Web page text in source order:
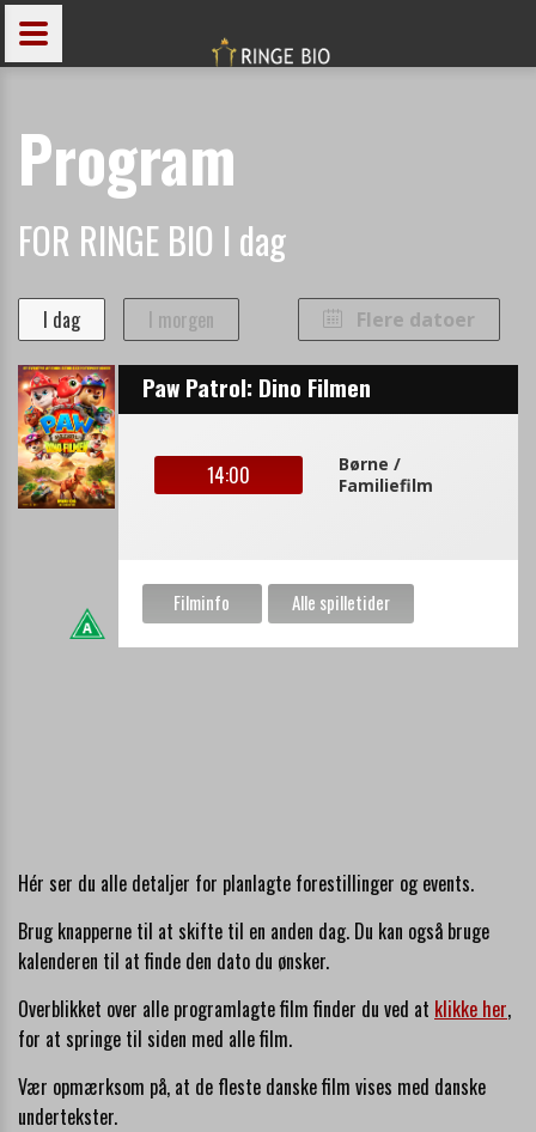
Hér ser du alle detaljer for planlagte forestillinger og events.
Brug knapperne til at skifte til en anden dag. Du kan også bruge
kalenderen til at finde den dato du ønsker.
Overblikket over alle programlagte film finder du ved at klikke her,
for at springe til siden med alle film.
Vær opmærksom på, at de fleste danske film vises med danske
undertekster.